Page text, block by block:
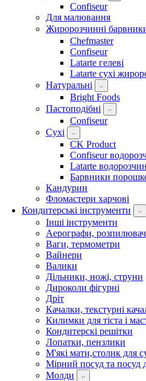
Confiseur
Для малювання
Жиророзчинні
Chefmaster
Confiseur
Latarte гелеві
Latarte сухі
Натуральні
Bright Foods
Пастоподібні
Confiseur
Сухі
CK Product
Confiseur
Latarte
Барвники
Кандурин
Фломастери харчові
Кондитерські інструменти
Інші інструменти
Аерографи,
Ваги, термометри
Вайнери
Валики
Дільники, ножі, струни
Дироколи фігурні
Дріт
Качалки, текстурні
Килимки для тіста і
Кондитерскі решітки
Лопатки, пензлики
М'які мати,столик для
Мірний посуд та посуд
Молди